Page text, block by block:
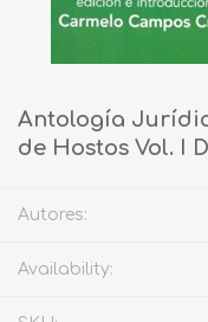
Antología
de Hostos Vol. I
Autores:
Availability: